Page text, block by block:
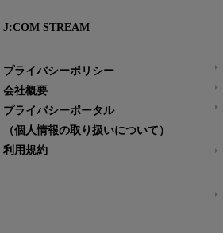
J:COM STREAM
プライバシーポリシー
会社概要
プライバシーポータル
（個人情報の取り扱いについて）
利用規約